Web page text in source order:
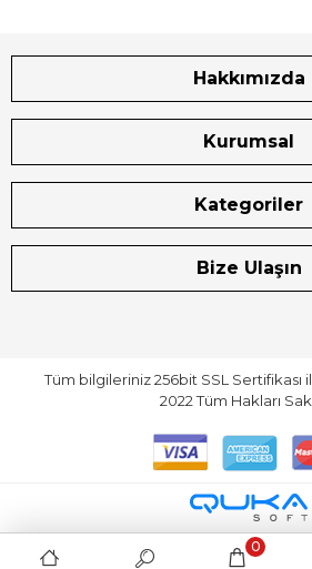
Hakkımızda
Kurumsal
Kategoriler
Bize Ulaşın
Tüm bilgileriniz 256bit SSL Sertifikası
2022Tüm Hakları
0